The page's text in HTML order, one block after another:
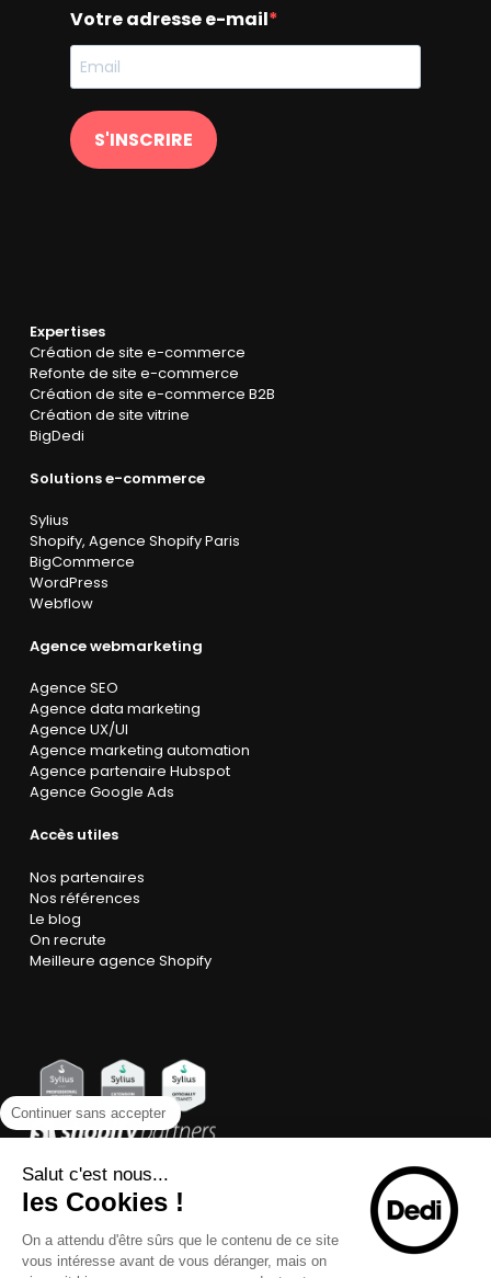
Votre adresse e-mail
S'INSCRIRE
Expertises
Création de site e-commerce
Refonte de site e-commerce
Création de site e-commerce B2B
Création de site vitrine
BigDedi
Solutions e-commerce
Sylius
Shopify, Agence Shopify Paris
BigCommerce
WordPress
Webflow
Agence webmarketing
Agence SEO
Agence data marketing
Agence UX/UI
Agence marketing automation
Agence partenaire Hubspot
Agence Google Ads
Accès utiles
Nos partenaires
Nos références
Le blog
On recrute
Meilleure agence Shopify
Continuer sans accepter
Salut c'est nous...
les Cookies !
On a attendu d'être sûrs que le contenu de ce site
vous intéresse avant de vous déranger, mais on